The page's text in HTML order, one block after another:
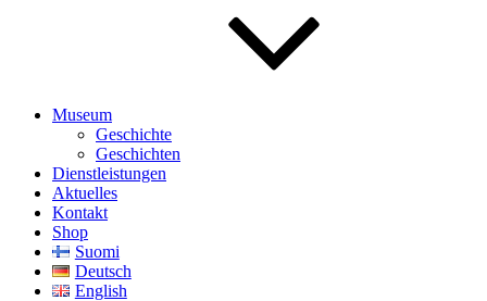
Museum
Geschichte
Geschichten
Dienstleistungen
Aktuelles
Kontakt
Shop
Suomi
Deutsch
English